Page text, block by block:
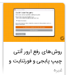
روش‌های رفع ارور آنتی
چیپ پابجی و فورتنایت و
غیره